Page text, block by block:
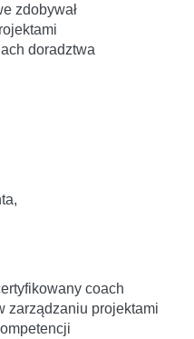
zdobywał
doradztwa
coach
zarządzaniu projektami